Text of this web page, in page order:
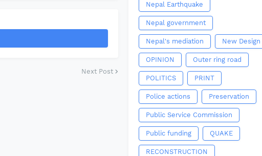
Next Post
Nepal Earthquake
Nepal government
Nepal's mediation New Design
OPINION Outer ring road
POLITICS PRINT
Police actions Preservation
Public Service Commission
Public funding QUAKE
RECONSTRUCTION